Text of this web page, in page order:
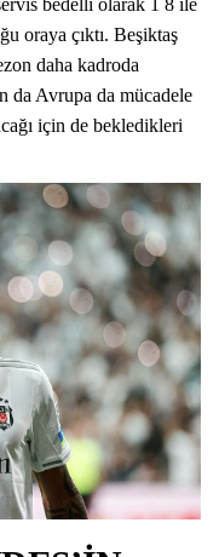
bedelli olarak 1 8 ile
oraya çıktı. Beşiktaş
daha kadroda
da Avrupa da mücadele
için de bekledikleri